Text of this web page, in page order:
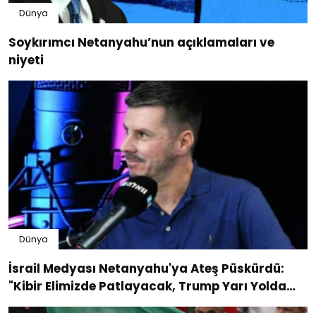
Dünya
Soykırımcı Netanyahu’nun açıklamaları ve
niyeti
Dünya
İsrail Medyası Netanyahu'ya Ateş Püskürdü:
"Kibir Elimizde Patlayacak, Trump Yarı Yolda
Bırakacak"